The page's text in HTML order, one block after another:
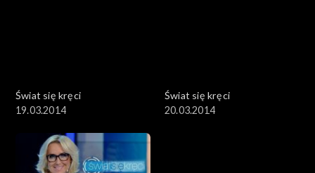
Świat się kręci
19.03.2014
Świat się kręci
20.03.2014